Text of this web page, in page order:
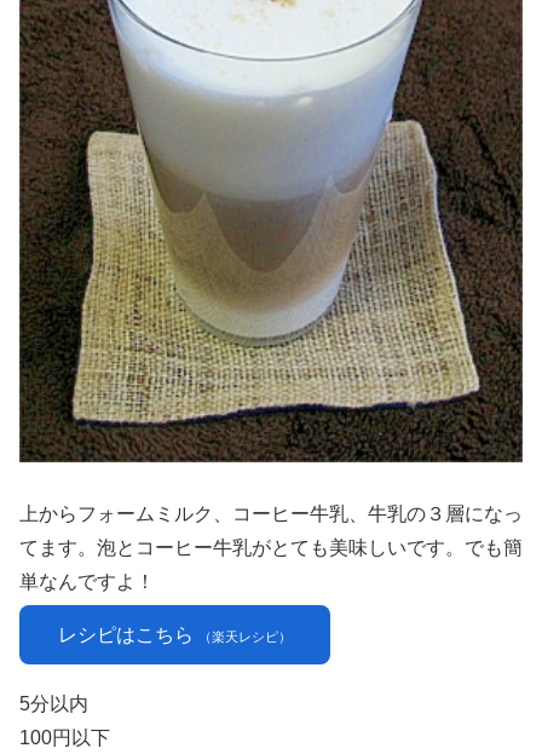
上からフォームミルク、コーヒー牛乳、牛乳の３層になっ
てます。泡とコーヒー牛乳がとても美味しいです。でも簡
単なんですよ！
レシピはこちら （楽天レシピ）
5分以内
100円以下